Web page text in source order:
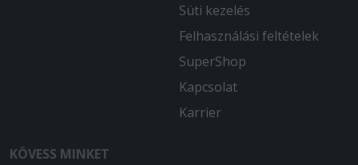
Süti kezelés
Felhasználási feltételek
SuperShop
Kapcsolat
Karrier
KÖVESS MINKET